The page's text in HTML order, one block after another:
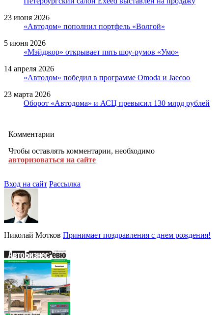
23 июня 2026
«Автодом» пополнил портфель «Волгой»
5 июня 2026
«Мэйджор» открывает пять шоу-румов «Умо»
14 апреля 2026
«Автодом» победил в программе Omoda и Jaecoo
23 марта 2026
Оборот «Автодома» и АСЦ превысил 130 млрд рублей
Комментарии
Чтобы оставлять комментарии, необходимо
авторизоваться на сайте
Вход на сайт Рассылка
Николай Мотков Принимает поздравления с днем рождения!